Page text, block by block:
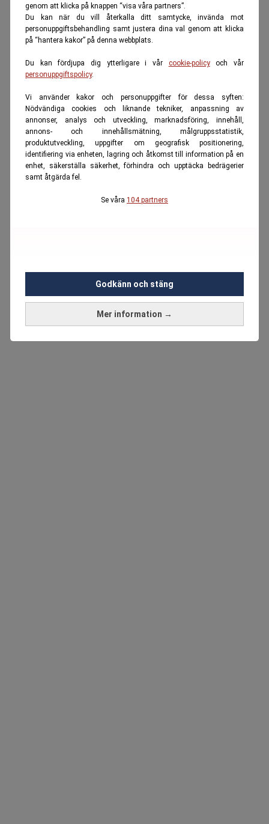
genom att klicka på knappen “visa våra partners”.
Du kan när du vill återkalla ditt samtycke, invända mot
personuppgiftsbehandling samt justera dina val genom att klicka
på “hantera kakor” på denna webbplats.
Du kan fördjupa dig ytterligare i vår cookie-policyoch vår
personuppgiftspolicy.
Vi använder kakor och personuppgifter för dessa syften:
Nödvändiga cookies och liknande tekniker, anpassning av
annonser, analys och utveckling, marknadsföring, innehåll,
annons- och innehållsmätning, målgruppsstatistik,
produktutveckling, uppgifter om geografisk positionering,
identifiering via enheten, lagring och åtkomst till information på en
enhet, säkerställa säkerhet, förhindra och upptäcka bedrägerier
samt åtgärda fel.
Se våra 104 partners
Mer information →
Godkänn och stäng